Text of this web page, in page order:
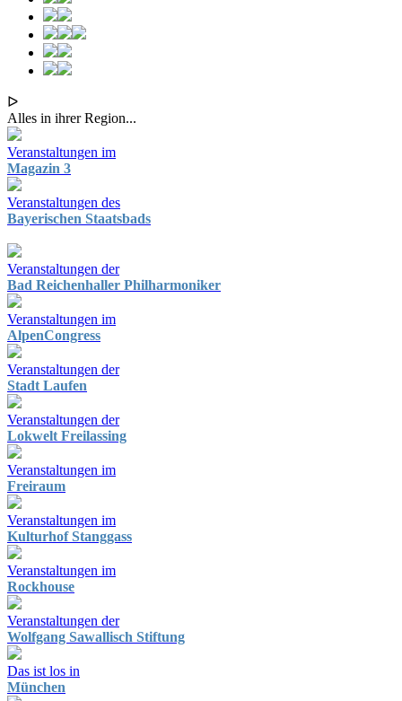
ᐅ
Alles in ihrer Region...
Veranstaltungen im
Magazin 3
Veranstaltungen des
Bayerischen Staatsbads
Veranstaltungen der
Bad Reichenhaller Philharmoniker
Veranstaltungen im
AlpenCongress
Veranstaltungen der
Stadt Laufen
Veranstaltungen der
Lokwelt Freilassing
Veranstaltungen im
Freiraum
Veranstaltungen im
Kulturhof Stanggass
Veranstaltungen im
Rockhouse
Veranstaltungen der
Wolfgang Sawallisch Stiftung
Das ist los in
München